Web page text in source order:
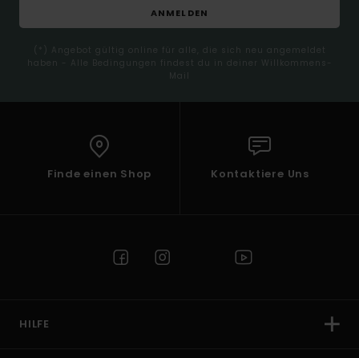
ANMELDEN
(*) Angebot gültig online für alle, die sich neu angemeldet
haben - Alle Bedingungen findest du in deiner Willkommens-
Mail
Finde einen Shop Kontaktiere Uns
HILFE